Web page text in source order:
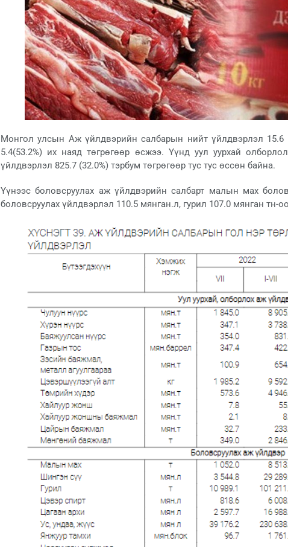
Монгол улсын Аж үйлдвэрийн салбарын нийт үйлдвэрлэл
5.4(53.2%) их наяд төгрөгөөр өсжээ. Үүнд уул уурхай
үйлдвэрлэл 825.7 (32.0%) тэрбум төгрөгөөр тус тус өссөн байна.
Үүнээс боловсруулах аж үйлдвэрийн салбарт малын мах
боловсруулах үйлдвэрлэл 110.5 мянган.л, гурил 107.0 мянган тн-